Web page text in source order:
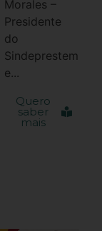
Morales –
Presidente
do
Sindeprestem
e...
Quero
saber
mais